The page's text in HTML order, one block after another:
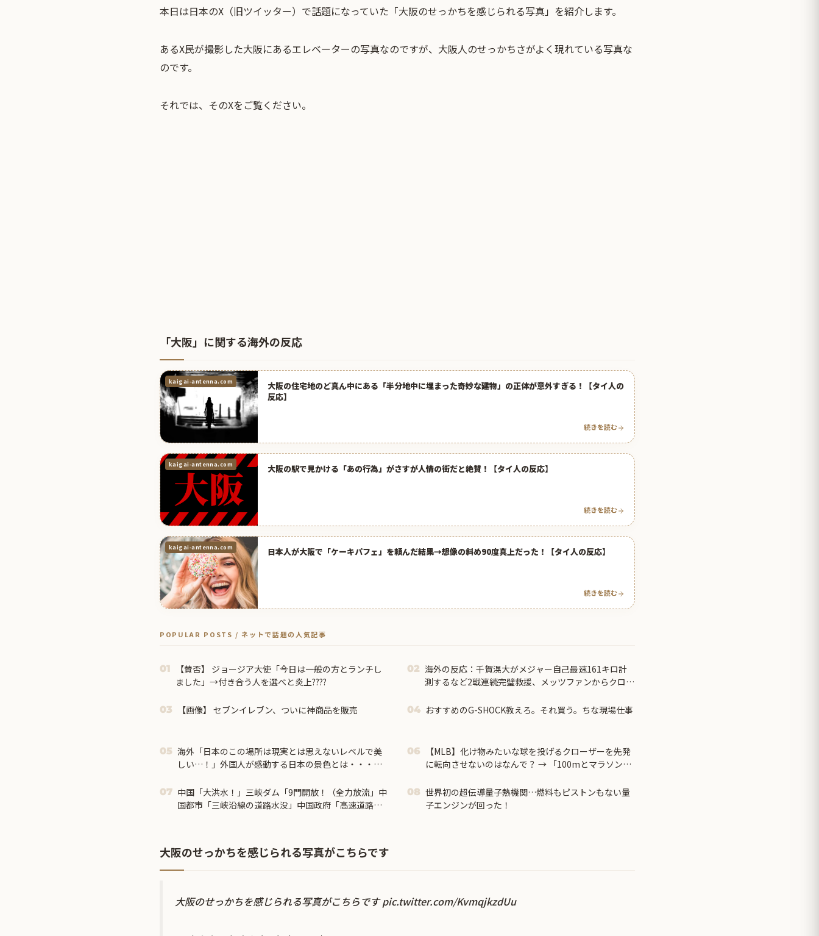
本日は日本のX（旧ツイッター）で話題になっていた「大阪のせっかちを感じられる写真」を紹介します。
あるX民が撮影した大阪にあるエレベーターの写真なのですが、大阪人のせっかちさがよく現れている写真な
のです。
それでは、そのXをご覧ください。
「大阪」に関する海外の反応
kaigai-antenna.com
大阪の住宅地のど真ん中にある「半分地中に埋まった奇妙な建物」の正体が意外すぎる！【タイ人の
反応】
続きを読む
kaigai-antenna.com 大阪の駅で見かける「あの行為」がさすが人情の街だと絶賛！【タイ人の反応】
続きを読む
kaigai-antenna.com 日本人が大阪で「ケーキパフェ」を頼んだ結果→想像の斜め90度真上だった！【タイ人の反応】
続きを読む
POPULAR POSTS / ネットで話題の人気記事
01
【賛否】 ジョージア大使「今日は一般の方とランチし
ました」→付き合う人を選べと炎上????
02 海外の反応：千賀滉大がメジャー自己最速161キロ計
測するなど2戦連続完璧救援、メッツファンからクロー
03 【画像】 セブンイレブン、ついに神商品を販売 04 おすすめのG-SHOCK教えろ。それ買う。ちな現場仕事
05 海外「日本のこの場所は現実とは思えないレベルで美
しい…！」外国人が感動する日本の景色とは・・・？
06
【MLB】化け物みたいな球を投げるクローザーを先発
に転向させないのはなんで？ → 「100mとマラソンの
らな」
07 中国「大洪水！」三峡ダム「9門開放！（全力放流」中
国都市「三峡沿線の道路水没」中国政府「高速道路封
08 世界初の超伝導量子熱機関…燃料もピストンもない量
子エンジンが回った！
大阪のせっかちを感じられる写真がこちらです
大阪のせっかちを感じられる写真がこちらですpic.twitter.com/KvmqjkzdUu